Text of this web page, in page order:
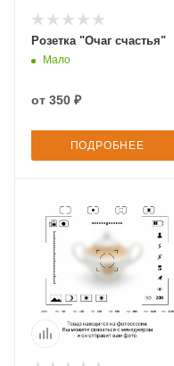
Розетка "Очаг счастья"
Мало
от 350 ₽
ПОДРОБНЕЕ